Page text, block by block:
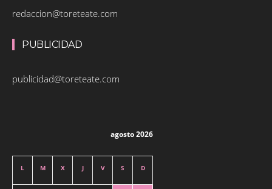
redaccion@toreteate.com
PUBLICIDAD
publicidad@toreteate.com
agosto 2026
L M X J V S D